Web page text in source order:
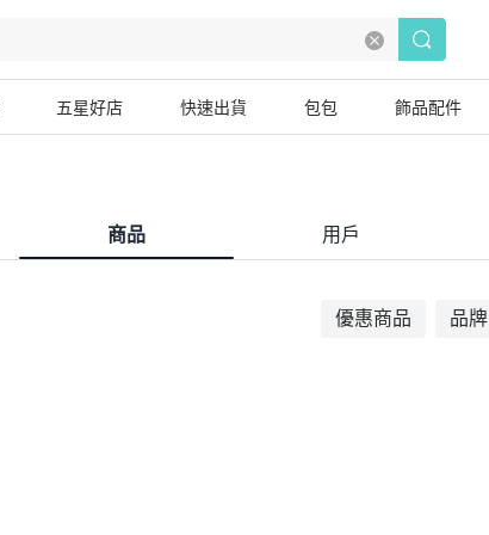
五星好店 快速出貨 包包 飾品配件
商品 用戶
優惠商品 品牌